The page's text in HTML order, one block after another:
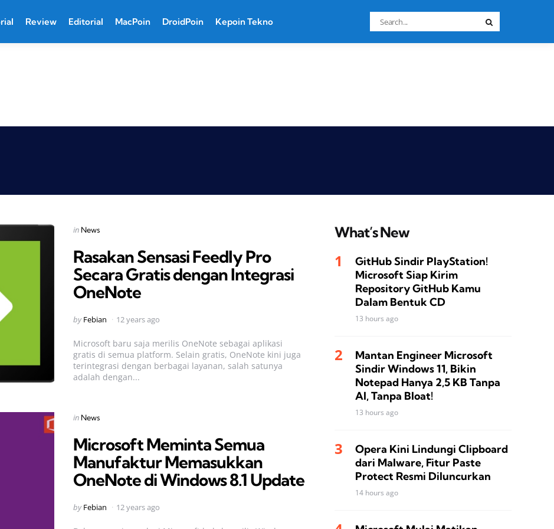
Review Editorial MacPoin DroidPoin Kepoin Tekno
Search
for:
Categories
Posted
in News
Rasakan Sensasi Feedly Pro
Secara Gratis dengan Integrasi
OneNote
Posted
by Febian 12 years ago
Microsoft baru saja merilis OneNote sebagai aplikasi
gratis di semua platform. Selain gratis, OneNote kini juga
terintegrasi dengan berbagai layanan, salah satunya
adalah dengan...
Categories
Posted
in News
Microsoft Meminta Semua
Manufaktur Memasukkan
OneNote di Windows 8.1 Update
Posted
by Febian 12 years ago
What’s New
GitHub Sindir PlayStation!
Microsoft Siap Kirim
Repository GitHub Kamu
Dalam Bentuk CD
13 hours ago
Mantan Engineer Microsoft
Sindir Windows 11, Bikin
Notepad Hanya 2,5 KB Tanpa
AI, Tanpa Bloat!
13 hours ago
Opera Kini Lindungi Clipboard
dari Malware, Fitur Paste
Protect Resmi Diluncurkan
14 hours ago